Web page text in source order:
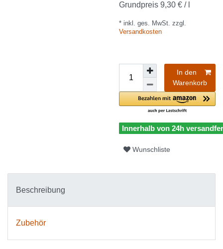
Grundpreis 9,30 € / l
* inkl. ges. MwSt. zzgl.
Versandkosten
In den
Warenkorb
Innerhalb von 24h
Wunschliste
Beschreibung
Zubehör